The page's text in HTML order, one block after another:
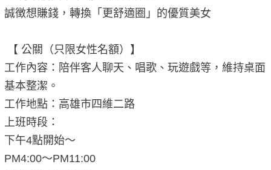
誠徴想賺錢，轉換「更舒適圈」的優質美女
【 公關（只限女性名額）】
工作內容：陪伴客人聊天、唱歌、玩遊戲等，維持桌面
基本整潔。
工作地點：高雄市四維二路
上班時段：
下午4點開始～
PM4:00～PM11:00